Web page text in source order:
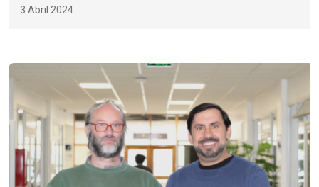
3 Abril 2024